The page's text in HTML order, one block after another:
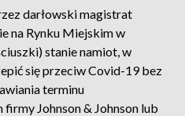
darłowski magistrat
na Rynku Miejskim w
stanie namiot, w
się przeciw Covid-19 bez
terminu
Johnson & Johnson lub